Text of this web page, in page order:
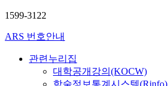
1599-3122
ARS 번호안내
관련누리집
대학공개강의(KOCW)